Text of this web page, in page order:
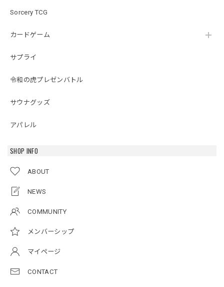
Sorcery TCG
カードゲーム
サプライ
令和の虎プレゼンバトル
サウナグッズ
アパレル
SHOP INFO
ABOUT
NEWS
COMMUNITY
メンバーシップ
マイページ
CONTACT